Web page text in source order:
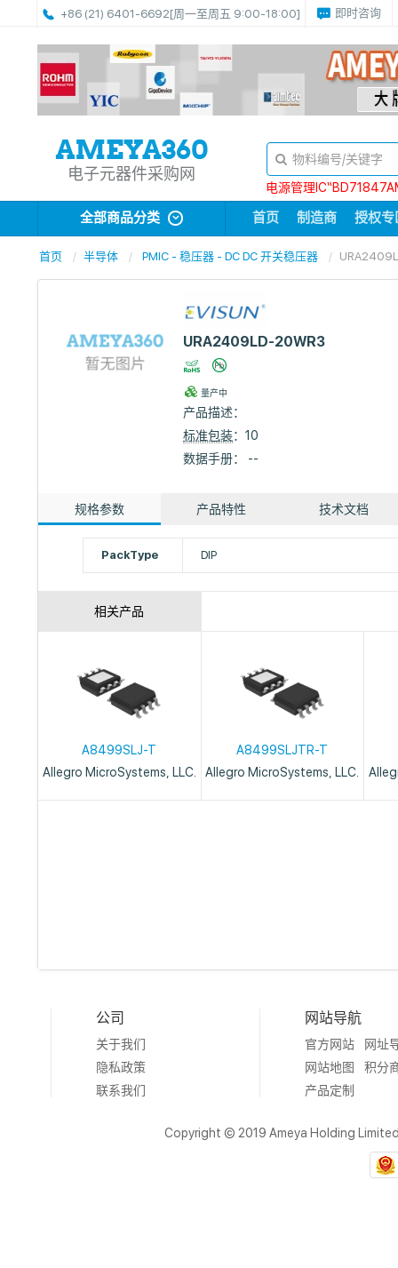
+86 (21) 6401-6692[周一至周五 9:00-18:00] 即时咨询
电子元器件采购网
电源管理
全部商品分类 首页 制造商 授权专
首页 半导体 PMIC - 稳压器 - DC DC 开关稳压器
URA2409LD-20WR3
量产中
产品描述：
标准包装：10
数据手册： --
规格参数 产品特性 技术文档
PackType DIP
相关产品
A8499SLJ-T
Allegro MicroSystems, LLC.
A8499SLJTR-T
Allegro MicroSystems, LLC.
公司
关于我们
隐私政策
联系我们
网站导航
官方网站
网址
网站地图
积分
产品定制
Copyright © 2019 Ameya Holding